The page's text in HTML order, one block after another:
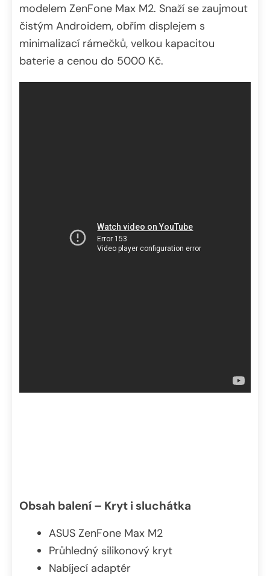
modelem ZenFone Max M2. Snaží se zaujmout
čistým Androidem, obřím displejem s
minimalizací rámečků, velkou kapacitou
baterie a cenou do 5000 Kč.
Obsah balení – Kryt i sluchátka
ASUS ZenFone Max M2
Průhledný silikonový kryt
Nabíjecí adaptér